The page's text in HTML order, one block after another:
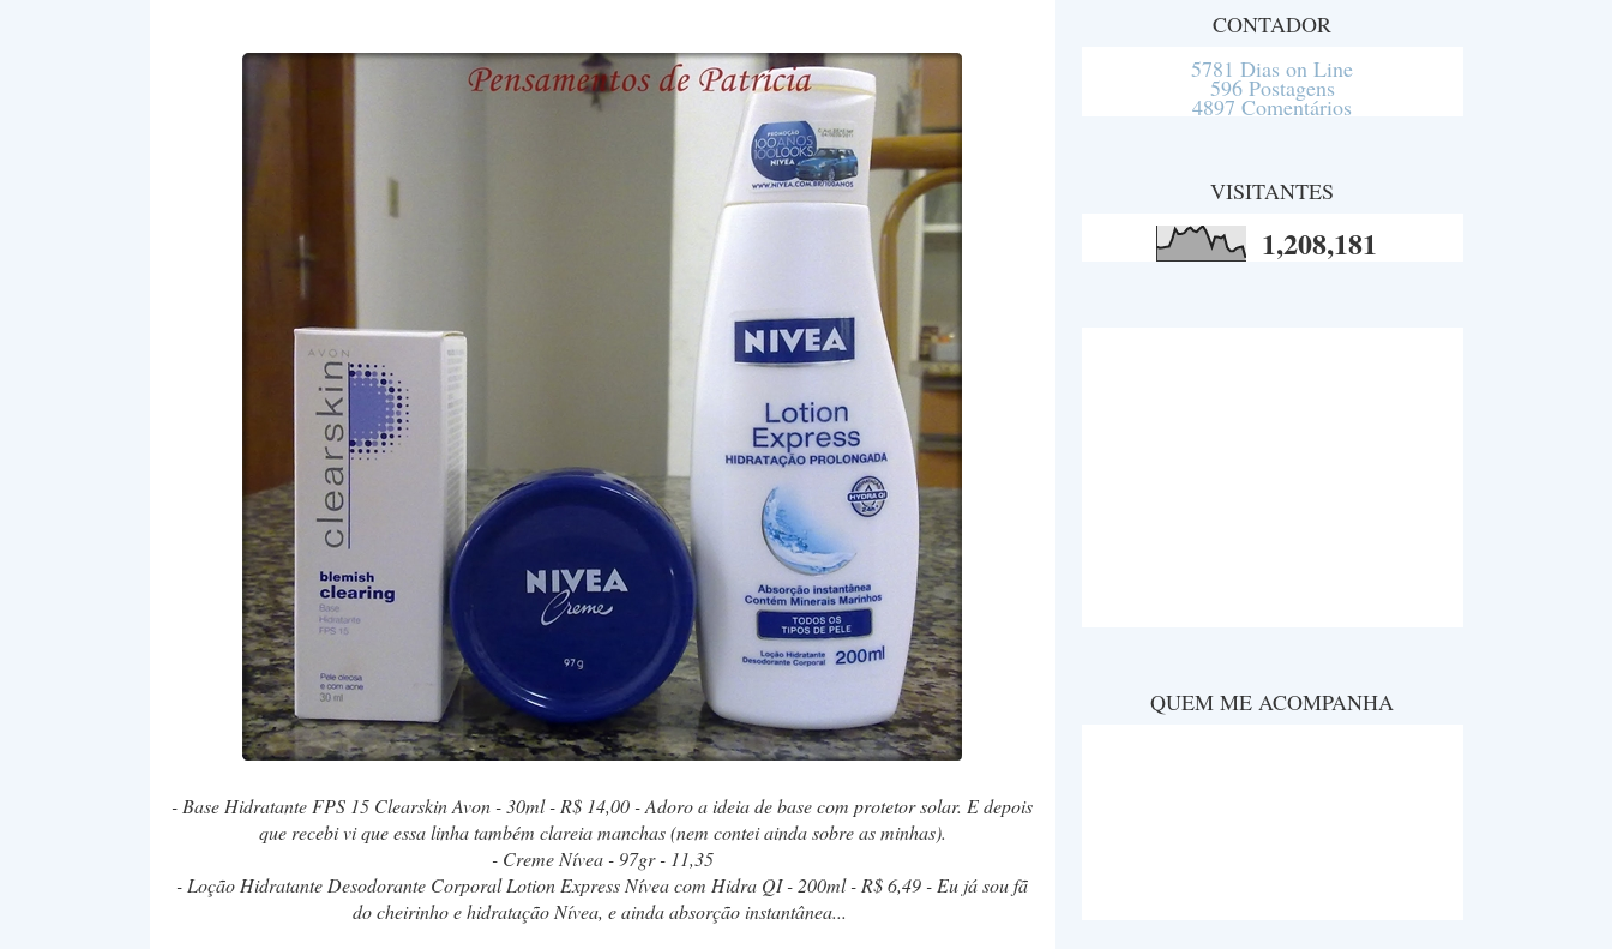
- Base Hidratante FPS 15 Clearskin Avon - 30ml - R$ 14,00 - Adoro a ideia de base com protetor solar. E depois
que recebi vi que essa linha também clareia manchas (nem contei ainda sobre as minhas).
- Creme Nívea - 97gr - 11,35
- Loção Hidratante Desodorante Corporal Lotion Express Nívea com Hidra QI - 200ml - R$ 6,49 - Eu já sou fã
do cheirinho e hidratação Nívea, e ainda absorção instantânea...
CONTADOR
5781 Dias on Line
596 Postagens
4897 Comentários
VISITANTES
1,208,181
QUEM ME ACOMPANHA